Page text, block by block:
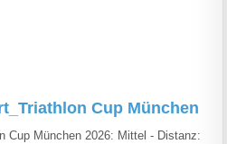
Cup München
Cup München 2026: Mittel - Distanz: